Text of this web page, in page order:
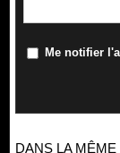
Me notifier
DANS LA